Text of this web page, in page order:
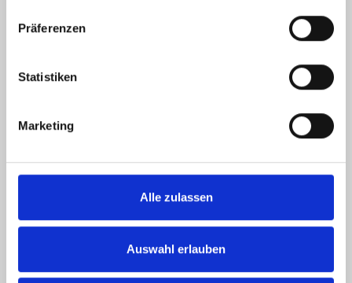
Präferenzen
Statistiken
Marketing
Alle zulassen
Auswahl erlauben
Donnerstag 09:00 - 13:00 Uhr
Freitag 09:00 - 13:00 Uhr